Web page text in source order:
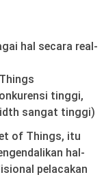
hal secara real-
tinggi,
sangat tinggi)
of Things, itu
hal-
pelacakan